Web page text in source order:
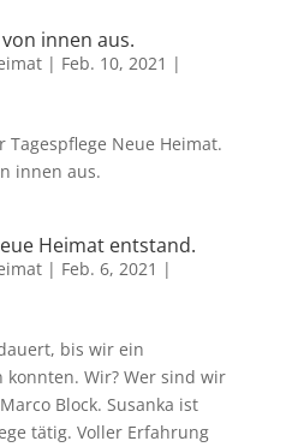
innen aus.
| Feb. 10, 2021 |
Neue Heimat.
innen aus.
Heimat entstand.
| Feb. 6, 2021 |
bis wir ein
Wir? Wer sind wir
Block. Susanka ist
tätig. Voller Erfahrung